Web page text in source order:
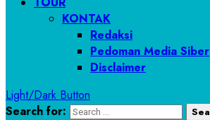
KONTAK
Redaksi
Pedoman Media Siber
Disclaimer
Light/Dark Button
Search for: